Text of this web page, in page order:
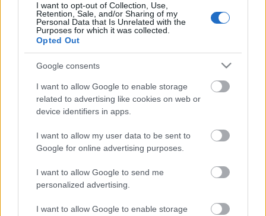
I want to opt-out of Collection, Use,
Retention, Sale, and/or Sharing of my
Personal Data that Is Unrelated with the
Purposes for which it was collected.
Opted Out
Google consents
I want to allow Google to enable storage
related to advertising like cookies on web or
device identifiers in apps.
I want to allow my user data to be sent to
Google for online advertising purposes.
I want to allow Google to send me
personalized advertising.
I want to allow Google to enable storage
tudás mindenképpen előnyömre válik további
pályafutásom során."